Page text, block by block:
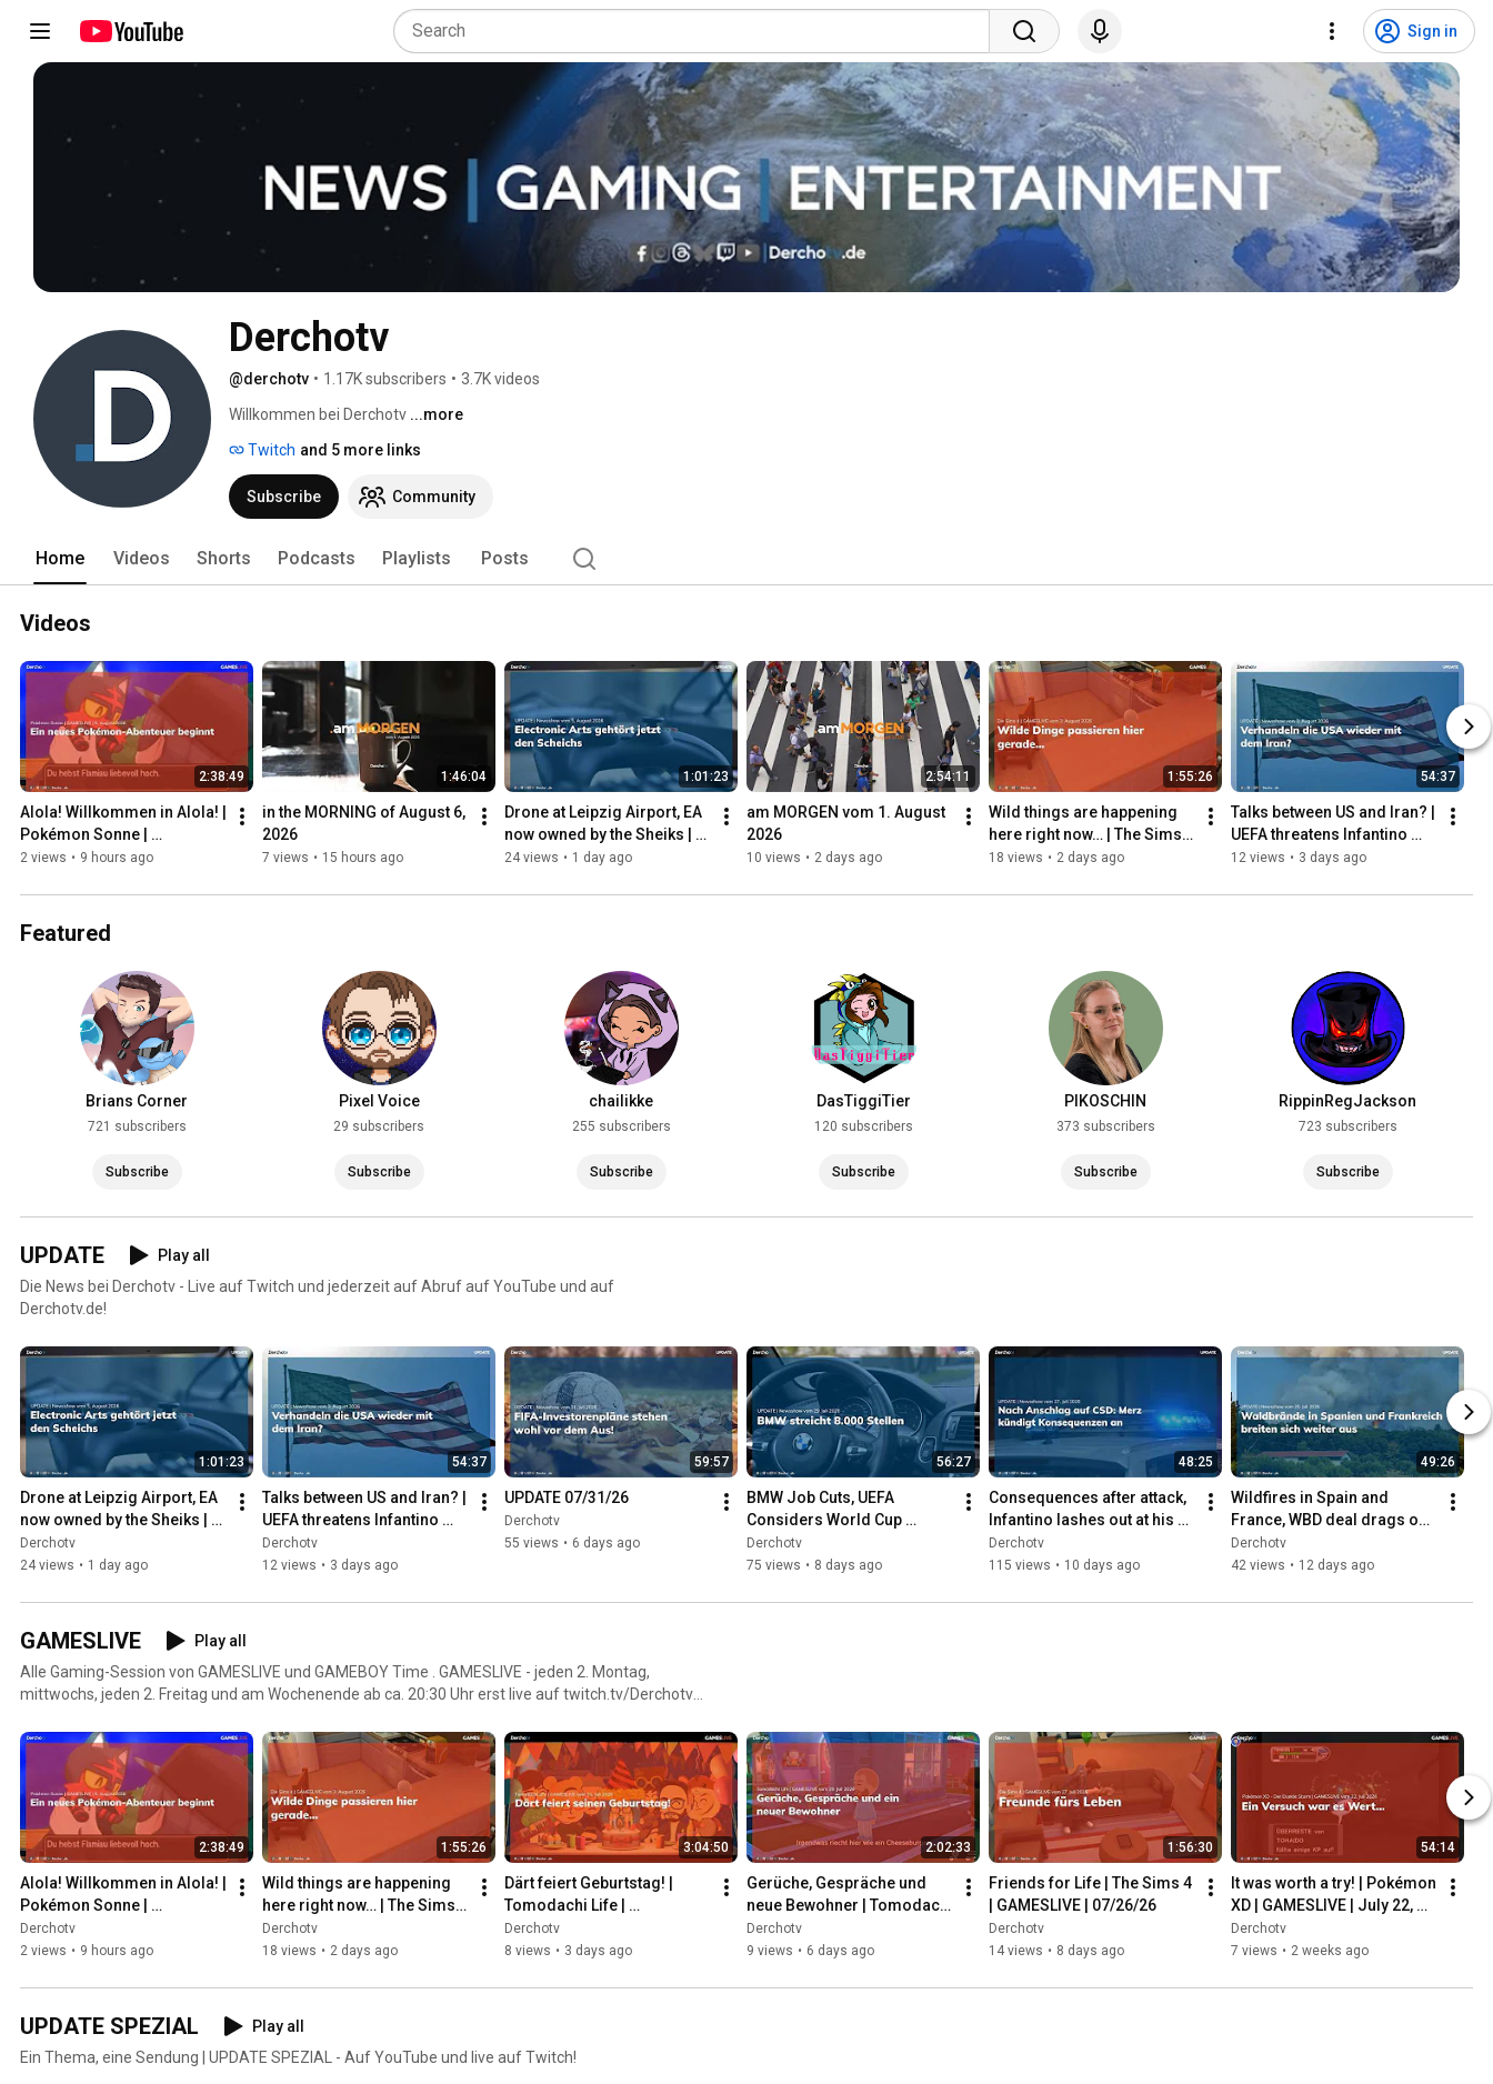
Sign in
Derchotv
@derchotv • 1.17K subscribers • 3.7K videos
Willkommen bei Derchotv ...more
Twitch and 5 more links
Subscribe Community
Home Videos Shorts Podcasts Playlists Posts
Videos
2:38:49
Alola! Willkommen in Alola! |
Pokémon Sonne |
GAMESLIVE | 05.08.26
2 views • 9 hours ago
1:46:04
in the MORNING of August 6,
2026
7 views • 15 hours ago
1:01:23
Drone at Leipzig Airport, EA
now owned by the Sheiks |
UPDATE | 08/05/26
24 views • 1 day ago
2:54:11
am MORGEN vom 1. August
2026
10 views • 2 days ago
1:55:26
Wild things are happening
here right now… | The Sims 4
| GAMESLIVE | 08/03/26
18 views • 2 days ago
54:37
Talks between US and Iran? |
UEFA threatens Infantino
with lawsuit | UPDATE |
12 views • 3 days ago
Featured
Brians Corner
721 subscribers
Subscribe
Pixel Voice
29 subscribers
Subscribe
chailikke
255 subscribers
Subscribe
DasTiggiTier
120 subscribers
Subscribe
PIKOSCHIN
373 subscribers
Subscribe
RippinRegJackson
723 subscribers
Subscribe
UPDATE
Play all
Die News bei Derchotv - Live auf Twitch und jederzeit auf Abruf auf YouTube und auf
Derchotv.de!
1:01:23
Drone at Leipzig Airport, EA
now owned by the Sheiks |
UPDATE | 08/05/26
Derchotv
24 views • 1 day ago
54:37
Talks between US and Iran? |
UEFA threatens Infantino
with lawsuit | UPDATE |
08/03/26
Derchotv
12 views • 3 days ago
59:57
UPDATE 07/31/26
Derchotv
55 views • 6 days ago
56:27
BMW Job Cuts, UEFA
Considers World Cup
Boycott | UPDATE | 07/29/26
Derchotv
75 views • 8 days ago
48:25
Consequences after attack,
Infantino lashes out at his
critics | UPDATE | 07/27/26
Derchotv
115 views • 10 days ago
49:26
Wildfires in Spain and
France, WBD deal drags on |
UPDATE | 07/25/26
Derchotv
42 views • 12 days ago
GAMESLIVE
Play all
Alle Gaming-Session von GAMESLIVE und GAMEBOY Time . GAMESLIVE - jeden 2. Montag,
mittwochs, jeden 2. Freitag und am Wochenende ab ca. 20:30 Uhr erst live auf twitch.tv/Derchotv
danach auf Derchotv.de und hier auf YouTube!
2:38:49
Alola! Willkommen in Alola! |
Pokémon Sonne |
GAMESLIVE | 05.08.26
Derchotv
2 views • 9 hours ago
1:55:26
Wild things are happening
here right now… | The Sims 4
| GAMESLIVE | 08/03/26
Derchotv
18 views • 2 days ago
3:04:50
Därt feiert Geburtstag! |
Tomodachi Life |
GAMESLIVE | 31.07.26
Derchotv
8 views • 3 days ago
2:02:33
Gerüche, Gespräche und
neue Bewohner | Tomodachi
Life | GAMESLIVE | 29.07.26
Derchotv
9 views • 6 days ago
1:56:30
Friends for Life | The Sims 4
| GAMESLIVE | 07/26/26
Derchotv
14 views • 8 days ago
54:14
It was worth a try! | Pokémon
XD | GAMESLIVE | July 22,
2026
Derchotv
7 views • 2 weeks ago
UPDATE SPEZIAL
Play all
Ein Thema, eine Sendung | UPDATE SPEZIAL - Auf YouTube und live auf Twitch!